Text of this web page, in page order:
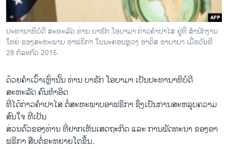
ປະທານາທິບໍດີ ສະຫະລັດ ທ່ານ ບາຣັກ ໂອບາມາ ກ່າວຄຳປາໄສ ຢູ່ທີ່ ສຳນັກງານ
ໃຫຍ່ ຂອງສະຫະພາບ ອາຟຣິກາ ໃນນະຄອນຫຼວງ ອາດິສ ອາບາບາ ເມື່ອວັນທີ
28 ກໍລະກົດ 2015.
​ດ້ວຍ​ຄຳ​ເວົ້າ​ເຫຼົ່ານັ້ນ ທ່ານ ບາຣັກ ​ໂອ​ບາ​ມາ ​ເປັນປະທານາທິບໍດີ
ສະຫະລັດ ຄົນ​ທຳ​ອິດ
ທີ່​ໄດ້​ກ່າວ​ຄຳ​ປາໄສ ຕໍ່​ສະຫະພາບອາ​ຟຣິກາ ຊຶ່ງ​ເປັນ​ການ​ສະຫລຸບຄວາມ
ສົນໃຈ ທີ່ເປັນ
ສ່ວນ​ຕົວ​ຂອງ​ທ່ານ ​ທີ່ຢາກ​ເຫັນເສດຖະກິດ ​ແລະ ການ​ພັດທະນາ​ ຂອງອາ​
ຟຣິກາ ສືບຕໍ່ຂະຫຍາຍ​ໂຕ​ຂຶ້ນ​.